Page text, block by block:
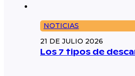
NOTICIAS
21 DE JULIO 2026
Los 7 tipos de